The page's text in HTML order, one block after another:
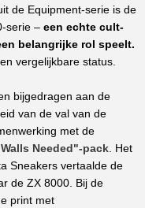
de Equipment-serie is de
serie – een echte cult-
belangrijke rol speelt.
vergelijkbare status.
bijgedragen aan de
van de val van de
met de
Needed"-pack. Het
Sneakers vertaalde de
de ZX 8000. Bij de
print met